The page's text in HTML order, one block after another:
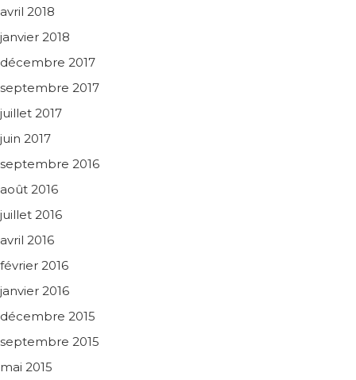
avril 2018
janvier 2018
décembre 2017
septembre 2017
juillet 2017
juin 2017
septembre 2016
août 2016
juillet 2016
avril 2016
février 2016
janvier 2016
décembre 2015
septembre 2015
mai 2015